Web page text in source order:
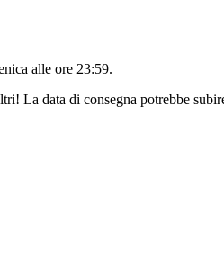
alle ore 23:59.
La data di consegna potrebbe